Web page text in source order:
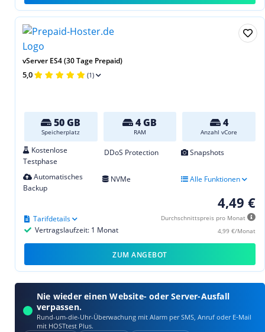
vServer ES4 (30 Tage Prepaid)
5,0 (1)
50 GB
Speicherplatz
4 GB
RAM
4
Anzahl vCore
Kostenlose
Testphase
DDoS Protection Snapshots
Automatisches
Backup
NVMe Alle Funktionen
4,49 €
Durchschnittspreis pro Monat
4,99 €/Monat
Vertragslaufzeit: 1 Monat
Tarifdetails
ZUM ANGEBOT
Nie wieder einen Website- oder Server-Ausfall
verpassen.
Rund-um-die-Uhr-Überwachung mit Alarm per SMS, Anruf oder E‑Mail
mit HOSTtest Plus.